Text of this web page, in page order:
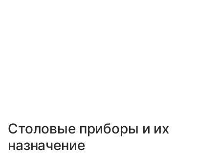
Столовые приборы и их
назначение